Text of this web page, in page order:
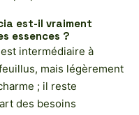
est-il vraiment
essences ?
intermédiaire à
mais légèrement
; il reste
des besoins